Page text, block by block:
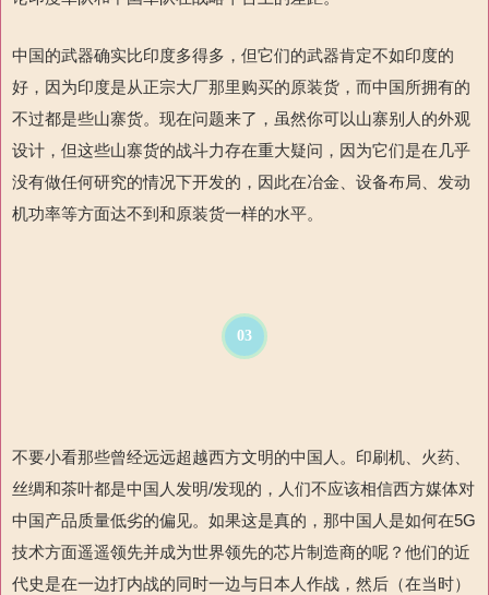
中国的武器确实比印度多得多，但它们的武器肯定不如印度的
好，因为印度是从正宗大厂那里购买的原装货，而中国所拥有的
不过都是些山寨货。现在问题来了，虽然你可以山寨别人的外观
设计，但这些山寨货的战斗力存在重大疑问，因为它们是在几乎
没有做任何研究的情况下开发的，因此在冶金、设备布局、发动
机功率等方面达不到和原装货一样的水平。
03
不要小看那些曾经远远超越西方文明的中国人。印刷机、火药、
丝绸和茶叶都是中国人 发明/发现的，人们不应该相信西方媒体对
中国产品质量低劣的偏见。如果这是真的，那中国人是如何在5G
技术方面遥遥领先并成为世界领先的芯片制造商的呢？他们的近
代史是在一边打内战的同时一边与日本人作战，然后（在当时）